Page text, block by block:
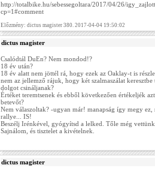
http://totalbike.hu/sebessegoltara/2017/04/26/
cp=1#comment
Előzmény: dictus magister 380. 2017-04-04 19:50:02
dictus magister
Csalódtál DuEn? Nem mondod!?
18 év után?
18 év alatt nem jöttél rá, hogy ezek az Oaklay-t is
nem az jellemző rájuk, hogy két szalmaszálat keresztbe
dolgot csináljanak?
Értéket teremtsenek és ebből következően értékeljék
betevőt?
Nem válaszoltak? -ugyan már! manapság így megy
rallye... IS!
Beszélj Irénkével, gyógyítsd a lelked. Tőle még
Sajnálom, és tisztelet a kivételnek.
dictus magister